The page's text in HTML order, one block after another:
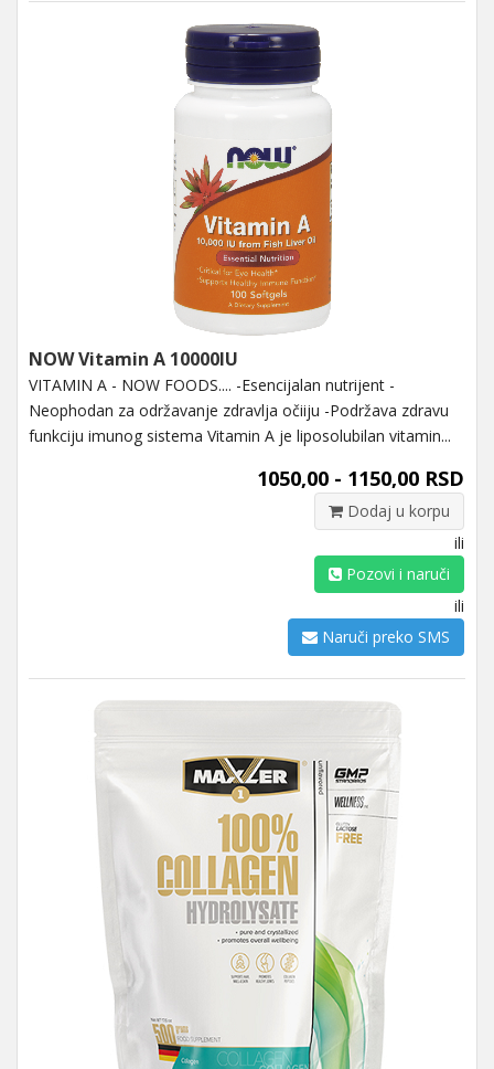
NOW Vitamin A 10000IU
VITAMIN A - NOW FOODS.... -Esencijalan nutrijent -
Neophodan za održavanje zdravlja očiiju -Podržava zdravu
funkciju imunog sistema Vitamin A je liposolubilan vitamin...
1050,00 - 1150,00 RSD
Dodaj u korpu
ili
Pozovi i naruči
ili
Naruči preko SMS